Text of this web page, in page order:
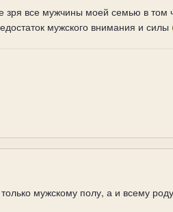
зря все мужчины моей семью в
мужского внимания и силы
мужскому полу, а и всему